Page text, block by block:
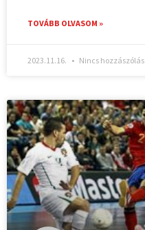
TOVÁBB OLVASOM »
2023.11.16. Nincs hozzászólás